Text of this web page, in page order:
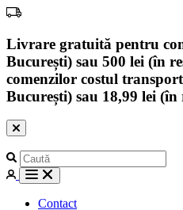
Livrare gratuită pentru
București) sau 500 lei (în
comenzilor costul
București) sau 18,99 lei
Contact